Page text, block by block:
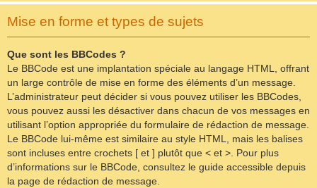
Mise en forme et types de sujets
Que sont les BBCodes ?
Le BBCode est une implantation spéciale au langage HTML, offrant
un large contrôle de mise en forme des éléments d’un message.
L’administrateur peut décider si vous pouvez utiliser les BBCodes,
vous pouvez aussi les désactiver dans chacun de vos messages en
utilisant l’option appropriée du formulaire de rédaction de message.
Le BBCode lui-même est similaire au style HTML, mais les balises
sont incluses entre crochets [ et ] plutôt que < et >. Pour plus
d’informations sur le BBCode, consultez le guide accessible depuis
la page de rédaction de message.